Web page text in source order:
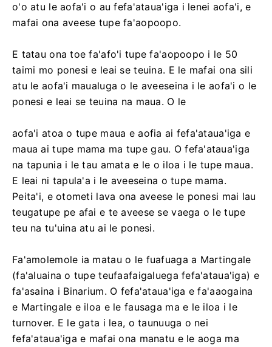
o'o atu le aofa'i o au fefa'ataua'iga i lenei aofa'i, e
mafai ona aveese tupe fa'aopoopo.
E tatau ona toe fa'afo'i tupe fa'aopoopo i le 50
taimi mo ponesi e leai se teuina. E le mafai ona sili
atu le aofa'i maualuga o le aveeseina i le aofa'i o le
ponesi e leai se teuina na maua. O le
aofa'i atoa o tupe maua e aofia ai fefa'ataua'iga e
maua ai tupe mama ma tupe gau. O fefa'ataua'iga
na tapunia i le tau amata e le o iloa i le tupe maua.
E leai ni tapula'a i le aveeseina o tupe mama.
Peita'i, e otometi lava ona aveese le ponesi mai lau
teugatupe pe afai e te aveese se vaega o le tupe
teu na tu'uina atu ai le ponesi.
Fa'amolemole ia matau o le fuafuaga a Martingale
(fa'aluaina o tupe teufaafaigaluega fefa'ataua'iga) e
fa'asaina i Binarium. O fefa'ataua'iga e fa'aaogaina
e Martingale e iloa e le fausaga ma e le iloa i le
turnover. E le gata i lea, o taunuuga o nei
fefa'ataua'iga e mafai ona manatu e le aoga ma